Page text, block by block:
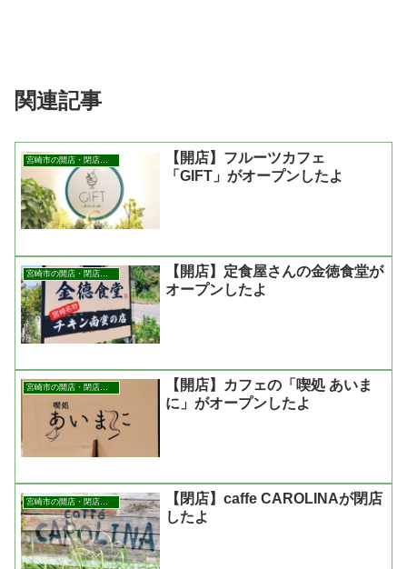
関連記事
【開店】フルーツカフェ
「GIFT」がオープンしたよ
宮崎市の開店・閉店まとめ
【開店】定食屋さんの金徳食堂が
オープンしたよ
宮崎市の開店・閉店まとめ
【開店】カフェの「喫処 あいま
に」がオープンしたよ
【閉店】caffe CAROLINAが閉店
したよ